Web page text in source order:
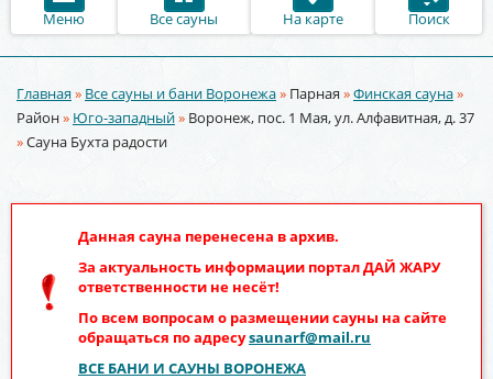
Меню Все сауны На карте Поиск
Вы здесь
Главная» Все сауны и бани Воронежа» Парная»Финская сауна»
Район» Юго-западный» Воронеж, пос. 1 Мая, ул. Алфавитная, д. 37
»Сауна Бухта радости
Данная сауна перенесена в архив.
За актуальность информации порталДАЙ ЖАРУ
ответственности не несёт!
По всем вопросам о размещении сауны на сайте
обращаться по адресуsaunarf@mail.ru
ВСЕ БАНИ И САУНЫ ВОРОНЕЖА